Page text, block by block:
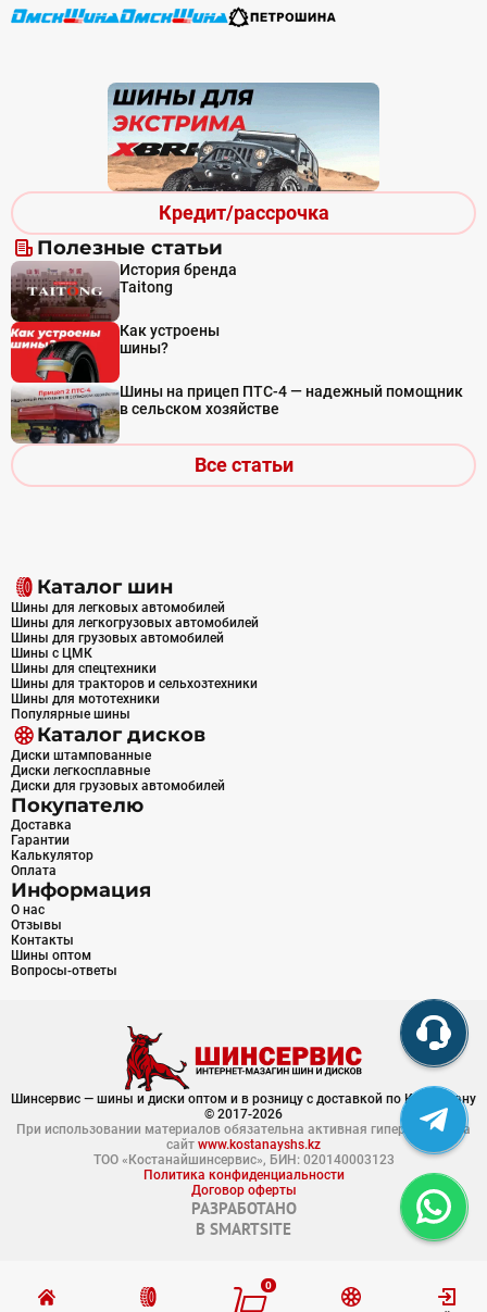
0
Кредит/рассрочка
Полезные статьи
История бренда
Taitong
Как устроены
шины?
Шины на прицеп ПТС-4 — надежный помощник
в сельском хозяйстве
Все статьи
Каталог шин
Шины для легковых автомобилей
Шины для легкогрузовых автомобилей
Шины для грузовых автомобилей
Шины с ЦМК
Шины для спецтехники
Шины для тракторов и сельхозтехники
Шины для мототехники
Популярные шины
Каталог дисков
Диски штампованные
Диски легкосплавные
Диски для грузовых автомобилей
Покупателю
Доставка
Гарантии
Калькулятор
Оплата
Информация
О нас
Отзывы
Контакты
Шины оптом
Вопросы-ответы
Шинсервис — шины и диски оптом и в розницу с доставкой по Казахстану
© 2017-2026
При использовании материалов обязательна активная гиперссылка на
сайт www.kostanayshs.kz
ТОО «Костанайшинсервис», БИН: 020140003123
Политика конфиденциальности
Договор оферты
РАЗРАБОТАНО
В SMARTSITE